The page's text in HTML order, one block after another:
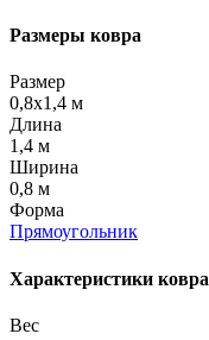
Размеры ковра
Размер
0,8x1,4 м
Длина
1,4 м
Ширина
0,8 м
Форма
Прямоугольник
Характеристики ковра
Вес